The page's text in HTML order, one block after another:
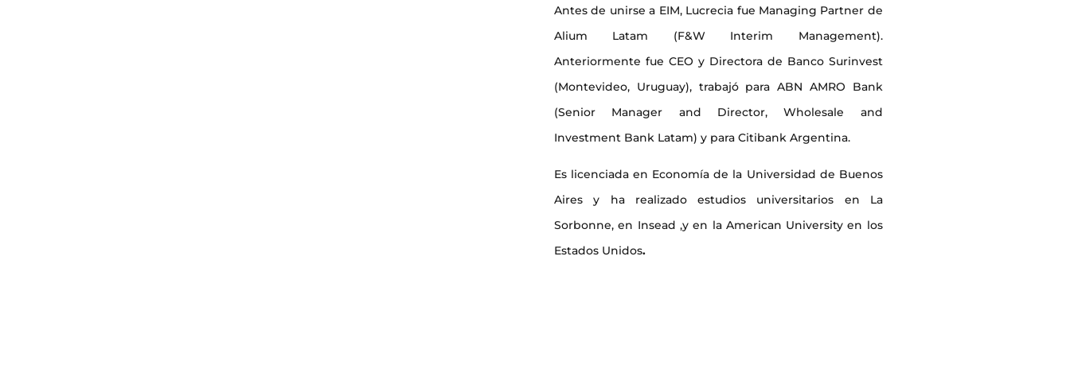
Antes de unirse a EIM, Lucrecia fue Managing Partner de
Alium Latam (F&W Interim Management).
Anteriormente fue CEO y Directora de Banco Surinvest
(Montevideo, Uruguay), trabajó para ABN AMRO Bank
(Senior Manager and Director, Wholesale and
Investment Bank Latam) y para Citibank Argentina.
Es licenciada en Economía de la Universidad de Buenos
Aires y ha realizado estudios universitarios en La
Sorbonne, en Insead ,y en la American University en los
Estados Unidos.